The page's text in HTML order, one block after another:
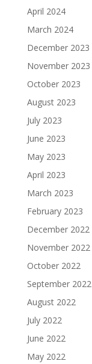
April 2024
March 2024
December 2023
November 2023
October 2023
August 2023
July 2023
June 2023
May 2023
April 2023
March 2023
February 2023
December 2022
November 2022
October 2022
September 2022
August 2022
July 2022
June 2022
May 2022